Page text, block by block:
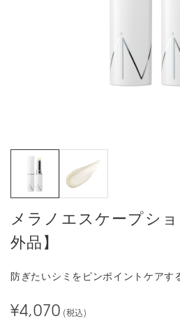
メラノエスケープシ
外品】
防ぎたいシミをピンポイントケアす
¥4,070 (税込)